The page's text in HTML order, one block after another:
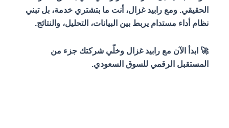
الحقيقي.ومع رابيد غزال، أنت ما بتشتري خدمة، بل تبني
نظام أداء مستدام يربط بين البيانات، التحليل، والنتائج.
🚀 ابدأ الآن مع رابيد غزال وخلّي شركتك جزء من
المستقبل الرقمي للسوق السعودي.